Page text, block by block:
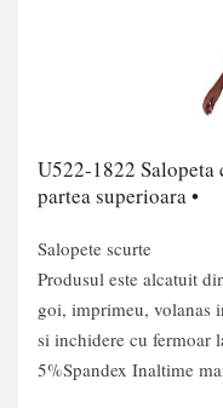
U522-1822
partea superioara •
Salopete scurte
Produsul este alcatuit
goi, imprimeu, volanas
si inchidere cu fermoar
5%Spandex Inaltime